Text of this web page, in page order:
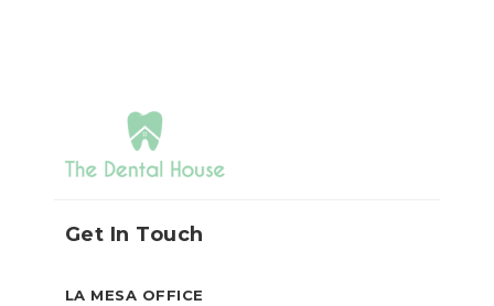
Get In Touch
LA MESA OFFICE